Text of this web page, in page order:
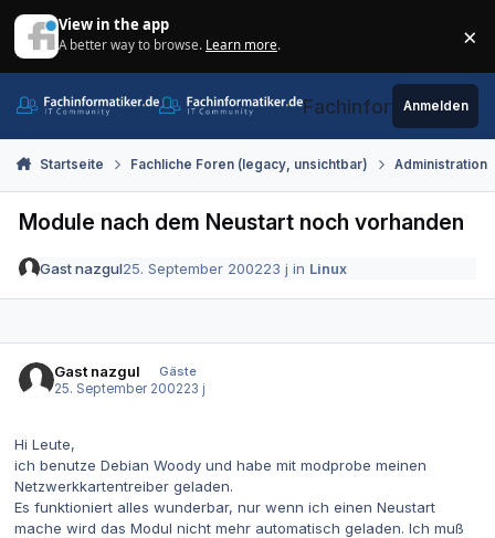
View in the app
A better way to browse. Learn more. ×
Fachinformatiker.de
Anmelden
Startseite Fachliche Foren (legacy, unsichtbar) Administration
Module nach dem Neustart noch vorhanden
Gast nazgul25. September 200223 j in Linux
Gast nazgul
Gäste
25. September 200223 j
Hi Leute,
ich benutze Debian Woody und habe mit modprobe meinen
Netzwerkkartentreiber geladen.
Es funktioniert alles wunderbar, nur wenn ich einen Neustart
mache wird das Modul nicht mehr automatisch geladen. Ich muß